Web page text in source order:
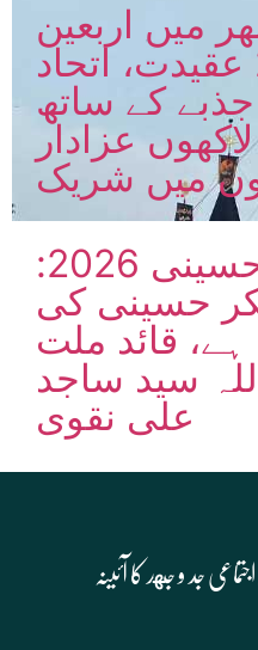
میں اربعین
حسینی 2026 عقیدت، اتحاد
کے ساتھ
لاکھوں عزادار
میں شریک
اربعین حسینی 2026:
حسینی کی
ہے، قائد ملت
سید ساجد
علی نقوی
جد و جهد کا آئینہ